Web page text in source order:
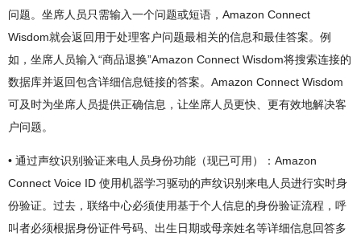
问题。坐席人员只需输入一个问题或短语，Amazon Connect
Wisdom就会返回用于处理客户问题最相关的信息和最佳答案。例
如，坐席人员输入“商品退换”Amazon Connect Wisdom将搜索连接的
数据库并返回包含详细信息链接的答案。Amazon Connect Wisdom
可及时为坐席人员提供正确信息，让坐席人员更快、更有效地解决客
户问题。
• 通过声纹识别验证来电人员身份功能（现已可用）：Amazon
Connect Voice ID 使用机器学习驱动的声纹识别来电人员进行实时身
份验证。过去，联络中心必须使用基于个人信息的身份验证流程，呼
叫者必须根据身份证件号码、出生日期或母亲姓名等详细信息回答多